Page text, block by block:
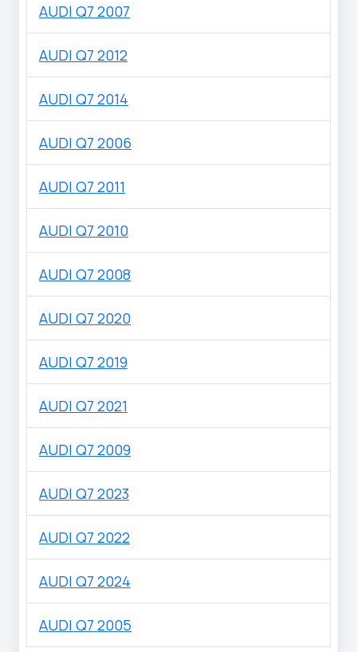
AUDI Q7 2007
AUDI Q7 2012
AUDI Q7 2014
AUDI Q7 2006
AUDI Q7 2011
AUDI Q7 2010
AUDI Q7 2008
AUDI Q7 2020
AUDI Q7 2019
AUDI Q7 2021
AUDI Q7 2009
AUDI Q7 2023
AUDI Q7 2022
AUDI Q7 2024
AUDI Q7 2005